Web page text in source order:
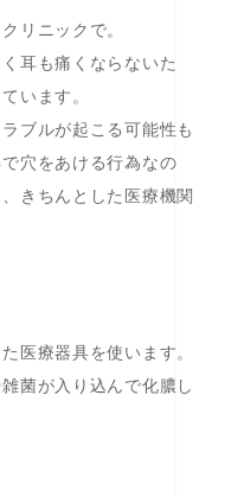
リニックで。
耳も痛くならないた
います。
ブルが起こる可能性も
穴をあける行為なの
きちんとした医療機関
医療器具を使います。
菌が入り込んで化膿し